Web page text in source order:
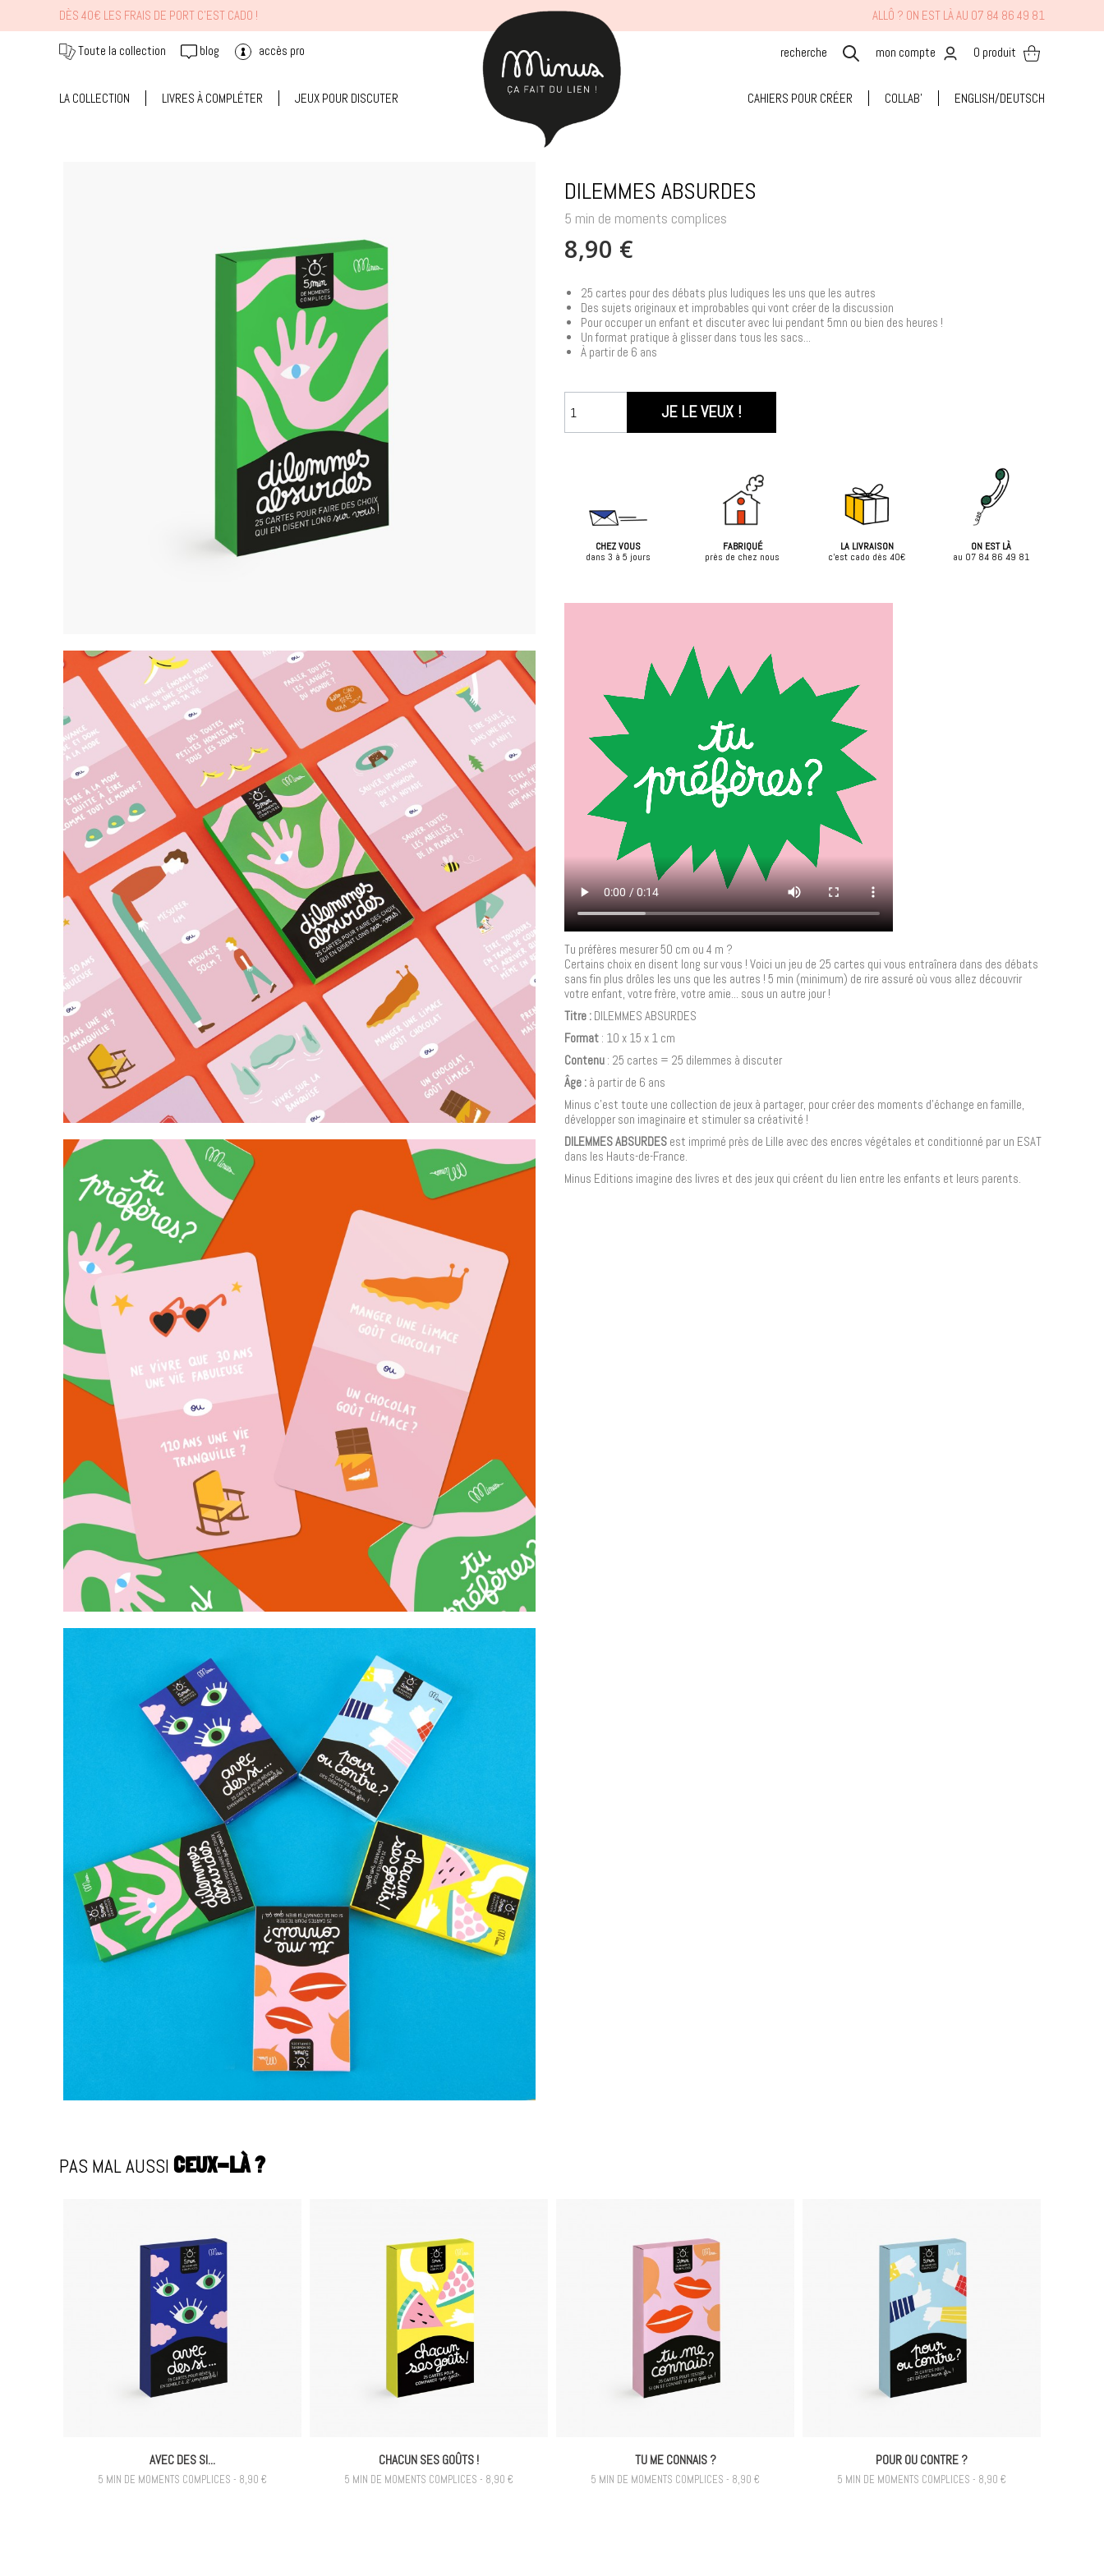
DÈS 40€ LES FRAIS DE PORT C'EST CADO ! ALLÔ ? ON EST LÀ AU 07 84 86 49 81
Toute la collection blog accès pro mon compte 0 produit
LA COLLECTION LIVRES À COMPLÉTER JEUX POUR DISCUTER ENGLISH/DEUTSCH
COLLAB'
CAHIERS POUR CRÉER
DILEMMES ABSURDES
5 min de moments complices
8,90 €
25 cartes pour des débats plus ludiques les uns que les autres
Des sujets originaux et improbables qui vont créer de la discussion
Pour occuper un enfant et discuter avec lui pendant 5mn ou bien des heures !
Un format pratique à glisser dans tous les sacs...
À partir de 6 ans
JE LE VEUX !
CHEZ VOUS
dans 3 à 5 jours
FABRIQUÉ
près de chez nous
LA LIVRAISON
c'est cado dès 40€
ON EST LÀ
au 07 84 86 49 81
Tu préfères mesurer 50 cm ou 4 m ?
Certains choix en disent long sur vous ! Voici un jeu de 25 cartes qui vous entraînera dans des débats
sans fin plus drôles les uns que les autres ! 5 min (minimum) de rire assuré où vous allez découvrir
votre enfant, votre frère, votre amie... sous un autre jour !
Titre : DILEMMES ABSURDES
Format : 10 x 15 x 1 cm
Contenu : 25 cartes = 25 dilemmes à discuter
Âge : à partir de 6 ans
Minus c'est toute une collection de jeux à partager, pour créer des moments d'échange en famille,
développer son imaginaire et stimuler sa créativité !
DILEMMES ABSURDES est imprimé près de Lille avec des encres végétales et conditionné par un ESAT
dans les Hauts-de-France.
Minus Editions imagine des livres et des jeux qui créent du lien entre les enfants et leurs parents.
PAS MAL AUSSI CEUX-LÀ ?
AVEC DES SI...
5 MIN DE MOMENTS COMPLICES - 8,90 €
CHACUN SES GOÛTS !
5 MIN DE MOMENTS COMPLICES - 8,90 €
TU ME CONNAIS ?
5 MIN DE MOMENTS COMPLICES - 8,90 €
POUR OU CONTRE ?
5 MIN DE MOMENTS COMPLICES - 8,90 €